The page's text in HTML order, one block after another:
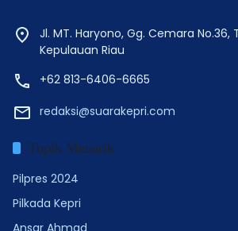
Jl. MT. Haryono, Gg. Cemara
Kepulauan Riau
+62 813-6406-6665
redaksi@suarakepri.com
Topik Menarik
Pilpres 2024
Pilkada Kepri
Ansar Ahmad